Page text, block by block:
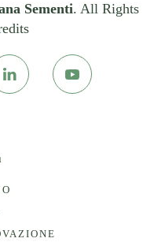
Sementi. All Rights